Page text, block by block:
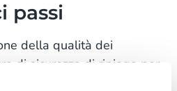
passi
della qualità dei
di sicurezza di ripiego per
di messaggistica